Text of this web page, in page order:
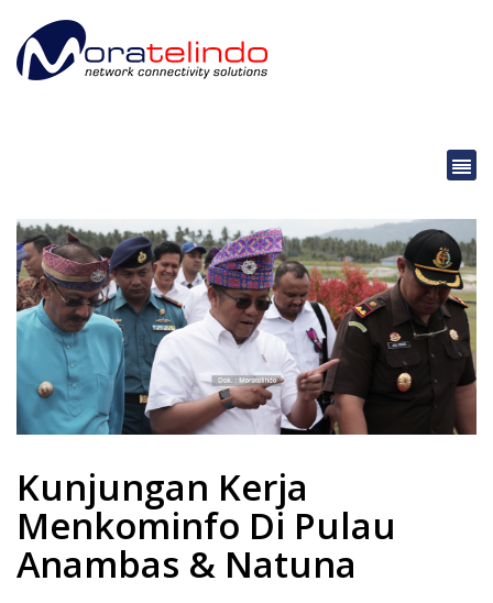
Kunjungan Kerja
Menkominfo Di Pulau
Anambas & Natuna